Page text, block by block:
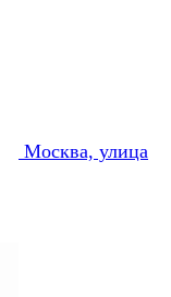
Москва, улица